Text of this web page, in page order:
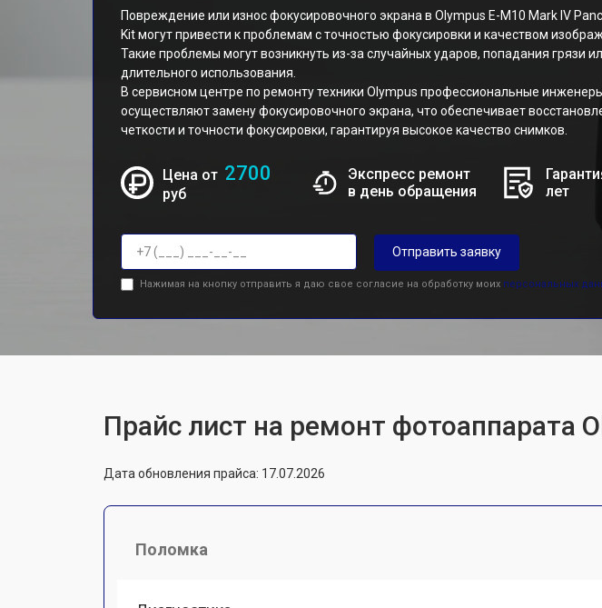
Повреждение или износ фокусировочного экрана в Olympus E-M10 Mark IV
Kit могут привести к проблемам с точностью фокусировки и качеством
Такие проблемы могут возникнуть из-за случайных ударов, попадания грязи
длительного использования.
В сервисном центре по ремонту техники Olympus профессиональные
осуществляют замену фокусировочного экрана, что обеспечивает
четкости и точности фокусировки, гарантируя высокое качество снимков.
Цена от 2700
руб
Экспресс ремонт
в день обращения
лет
Отправить заявку
Нажимая на кнопку отправить я даю свое согласие на обработку моих персональных
Прайс лист на ремонт фотоаппарата
Дата обновления прайса: 17.07.2026
Поломка